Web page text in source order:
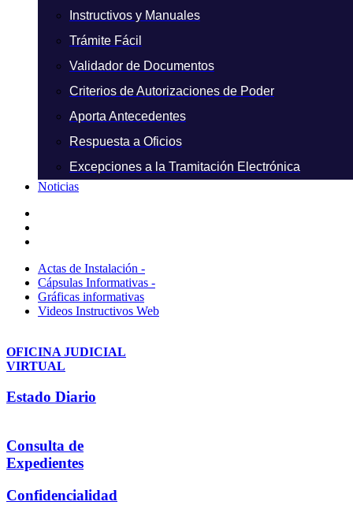
Instructivos y Manuales
Trámite Fácil
Validador de Documentos
Criterios de Autorizaciones de Poder
Aporta Antecedentes
Respuesta a Oficios
Excepciones a la Tramitación Electrónica
Noticias
Actas de Instalación -
Cápsulas Informativas -
Gráficas informativas
Videos Instructivos Web
OFICINA JUDICIAL
VIRTUAL
Estado Diario
Consulta de
Expedientes
Confidencialidad